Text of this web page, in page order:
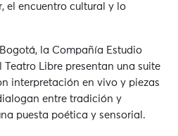
el encuentro cultural y lo
la Compañía Estudio
Teatro Libre presentan una suite
interpretación en vivo y piezas
entre tradición y
puesta poética y sensorial.